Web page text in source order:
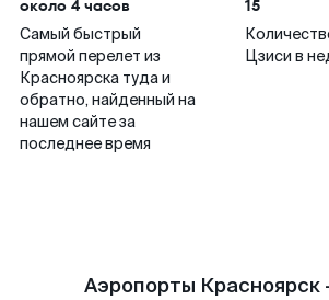
около 4 часов
Самый быстрый
прямой перелет из
Красноярска туда и
обратно, найденный на
нашем сайте за
последнее время
15
Цзиси в
Аэропорты Красноярск